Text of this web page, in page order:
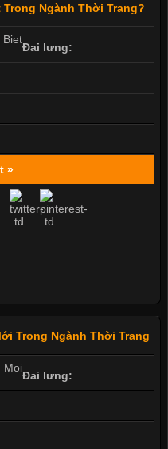
Ngành Thời Trang?
Đai lưng:
»
Trong Ngành Thời Trang
Đai lưng: